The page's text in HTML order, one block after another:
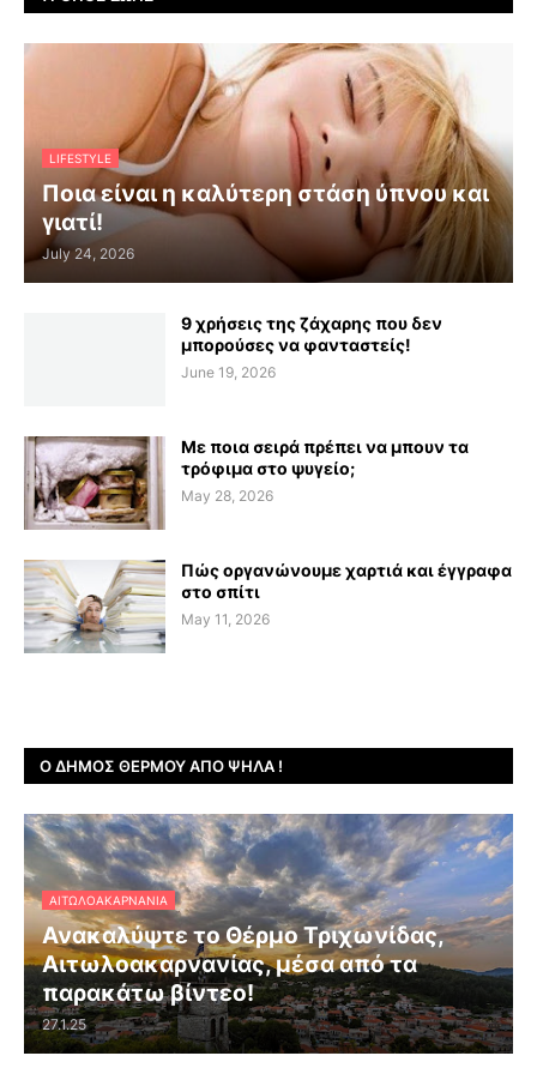
LIFESTYLE
Ποια είναι η καλύτερη στάση ύπνου και
γιατί!
July 24, 2026
9 χρήσεις της ζάχαρης που δεν
μπορούσες να φανταστείς!
June 19, 2026
Με ποια σειρά πρέπει να μπουν τα
τρόφιμα στο ψυγείο;
May 28, 2026
Πώς οργανώνουμε χαρτιά και έγγραφα
στο σπίτι
May 11, 2026
Ο ΔΉΜΟΣ ΘΈΡΜΟΥ ΑΠΌ ΨΗΛΆ !
ΑΙΤΩΛΟΑΚΑΡΝΑΝΊΑ
Ανακαλύψτε το Θέρμο Τριχωνίδας,
Αιτωλοακαρνανίας, μέσα από τα
παρακάτω βίντεο!
27.1.25